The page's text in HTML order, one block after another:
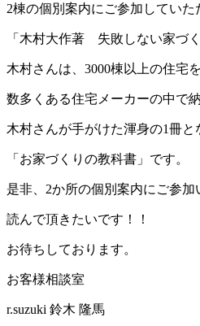
2棟の個別案内にご参加していた
「木村大作著 失敗しない家づ
木村さんは、3000棟以上の住宅
数多くある住宅メーカーの中で
木村さんが手がけた渾身の1冊と
「お家づくりの教科書」です。
是非、2か所の個別案内にご参
読んで頂きたいです！！
お待ちしております。
お客様相談室
r.suzuki 鈴木 隆馬